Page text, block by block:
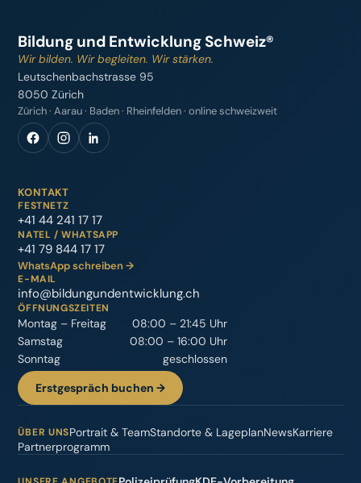
Bildung und Entwicklung Schweiz®
Wir bilden. Wir begleiten. Wir stärken.
Leutschenbachstrasse 95
8050 Zürich
Zürich · Aarau · Baden · Rheinfelden · online schweizweit
KONTAKT
FESTNETZ
+41 44 241 17 17
NATEL / WHATSAPP
+41 79 844 17 17
WhatsApp schreiben →
E-MAIL
info@bildungundentwicklung.ch
ÖFFNUNGSZEITEN
Montag – Freitag
08:00 – 21:45 Uhr
Samstag
08:00 – 16:00 Uhr
Sonntag
geschlossen
Erstgespräch buchen →
ÜBER UNSPortrait & TeamStandorte & LageplanNewsKarriere
Partnerprogramm